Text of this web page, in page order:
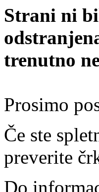
Strani ni
trenutno
Prosimo
Če ste
preverite
Do